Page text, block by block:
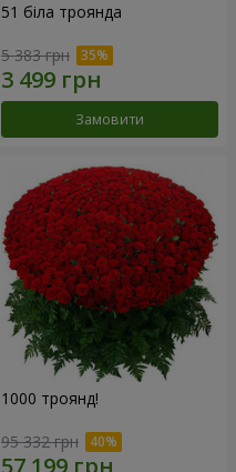
51 біла троянда
5 383 грн
Замовити
1000 троянд!
95 332 грн